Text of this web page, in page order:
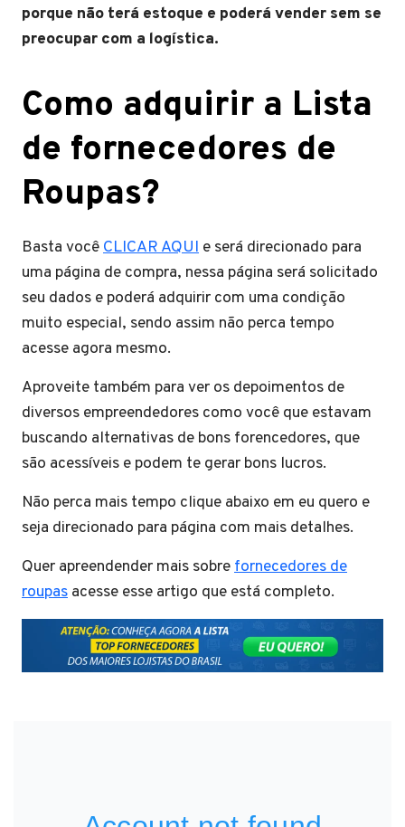
porque não terá estoque e poderá vender sem se
preocupar com a logística.
Como adquirir a Lista
de fornecedores de
Roupas?
Basta vocêCLICAR AQUI e será direcionado para
uma página de compra, nessa página será solicitado
seu dados e poderá adquirir com uma condição
muito especial, sendo assim não perca tempo
acesse agora mesmo.
Aproveite também para ver os depoimentos de
diversos empreendedores como você que estavam
buscando alternativas de bons forencedores, que
são acessíveis e podem te gerar bons lucros.
Não perca mais tempo clique abaixo em eu quero e
seja direcionado para página com mais detalhes.
Quer apreendender mais sobrefornecedores de
roupas acesse esse artigo que está completo.